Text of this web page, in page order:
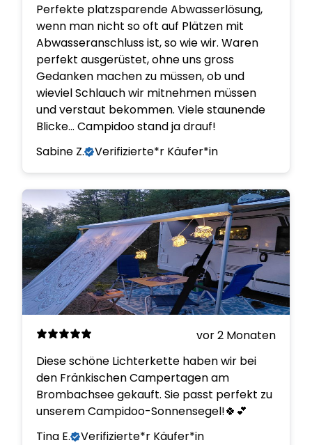
Perfekte platzsparende Abwasserlösung,
wenn man nicht so oft auf Plätzen mit
Abwasseranschluss ist, so wie wir. Waren
perfekt ausgerüstet, ohne uns gross
Gedanken machen zu müssen, ob und
wieviel Schlauch wir mitnehmen müssen
und verstaut bekommen. Viele staunende
Blicke... Campidoo stand ja drauf!
Sabine Z.
Verifizierte*r Käufer*in
vor 2 Monaten
Diese schöne Lichterkette haben wir bei
den Fränkischen Campertagen am
Brombachsee gekauft. Sie passt perfekt zu
unserem Campidoo-Sonnensegel!🍀💕
Tina E.
Verifizierte*r Käufer*in